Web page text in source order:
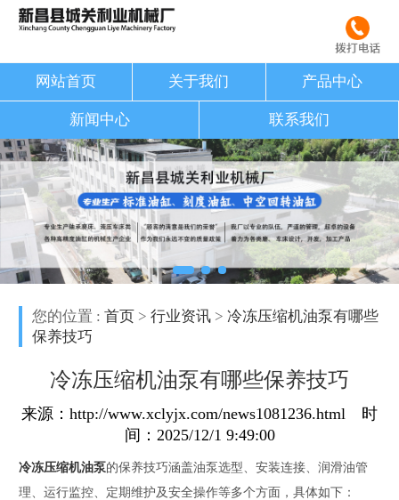
网站首页 关于我们 产品中心
新闻中心 联系我们
您的位置 : 首页> 行业资讯> 冷冻压缩机油泵有哪些
保养技巧
冷冻压缩机油泵有哪些保养技巧
来源：http://www.xclyjx.com/news1081236.html 时
间：2025/12/1 9:49:00
冷冻压缩机油泵的保养技巧涵盖油泵选型、安装连接、润滑油管
理、运行监控、定期维护及安全操作等多个方面，具体如下：